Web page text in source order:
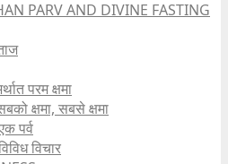
PARV AND DIVINE FASTING
परम क्षमा
क्षमा, सबसे क्षमा
पर्व
विचार